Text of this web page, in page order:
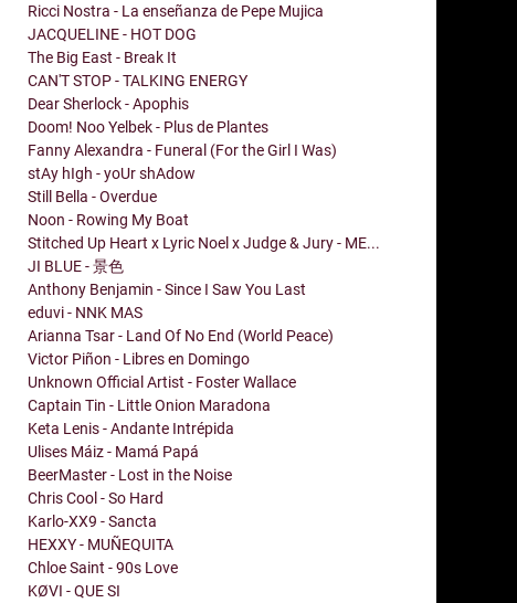
Ricci Nostra - La enseñanza de Pepe Mujica
JACQUELINE - HOT DOG
The Big East - Break It
CAN'T STOP - TALKING ENERGY
Dear Sherlock - Apophis
Doom! Noo Yelbek - Plus de Plantes
Fanny Alexandra - Funeral (For the Girl I Was)
stAy hIgh - yoUr shAdow
Still Bella - Overdue
Noon - Rowing My Boat
Stitched Up Heart x Lyric Noel x Judge & Jury - ME...
JI BLUE - 景色
Anthony Benjamin - Since I Saw You Last
eduvi - NNK MAS
Arianna Tsar - Land Of No End (World Peace)
Victor Piñon - Libres en Domingo
Unknown Official Artist - Foster Wallace
Captain Tin - Little Onion Maradona
Keta Lenis - Andante Intrépida
Ulises Máiz - Mamá Papá
BeerMaster - Lost in the Noise
Chris Cool - So Hard
Karlo-XX9 - Sancta
HEXXY - MUÑEQUITA
Chloe Saint - 90s Love
KØVI - QUE SI